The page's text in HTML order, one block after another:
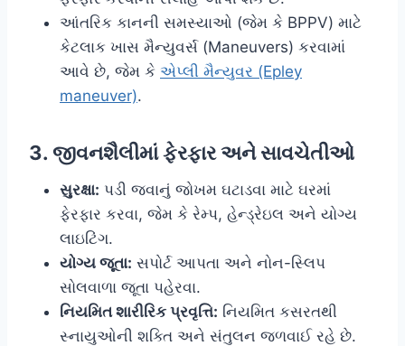
આંતરિક કાનની સમસ્યાઓ (જેમ કે BPPV) માટે
કેટલાક ખાસ મૈન્યુવર્સ (Maneuvers) કરવામાં
આવે છે, જેમ કે એપ્લી મૈન્યુવર (Epley
maneuver).
3. જીવનશૈલીમાં ફેરફાર અને સાવચેતીઓ
સુરક્ષા: પડી જવાનું જોખમ ઘટાડવા માટે ઘરમાં
ફેરફાર કરવા, જેમ કે રેમ્પ, હેન્ડ્રેઇલ અને યોગ્ય
લાઇટિંગ.
યોગ્ય જૂતા: સપોર્ટ આપતા અને નોન-સ્લિપ
સોલવાળા જૂતા પહેરવા.
નિયમિત શારીરિક પ્રવૃત્તિ: નિયમિત કસરતથી
સ્નાયુઓની શક્તિ અને સંતુલન જળવાઈ રહે છે.